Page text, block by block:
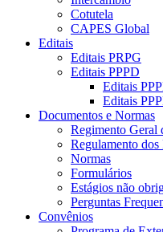
Cotutela
CAPES Global
Editais
Editais PRPG
Editais PPPD
Editais
Editais
Documentos e Normas
Regimento Geral
Regulamento dos
Normas
Formulários
Estágios não
Perguntas
Convênios